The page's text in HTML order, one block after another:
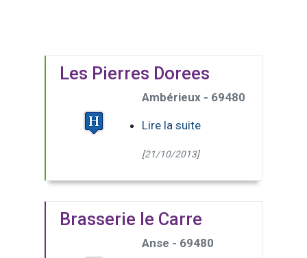
Les Pierres Dorees
Ambérieux - 69480
Lire la suite
[21/10/2013]
Brasserie le Carre
Anse - 69480